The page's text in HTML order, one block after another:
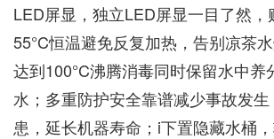
LED屏显，独立LED屏显一目了然，
55°C恒温避免反复加热，告别凉茶
达到100°C沸腾消毒同时保留水中养
水；多重防护安全靠谱减少事故发
患，延长机器寿命；i下置隐藏水桶